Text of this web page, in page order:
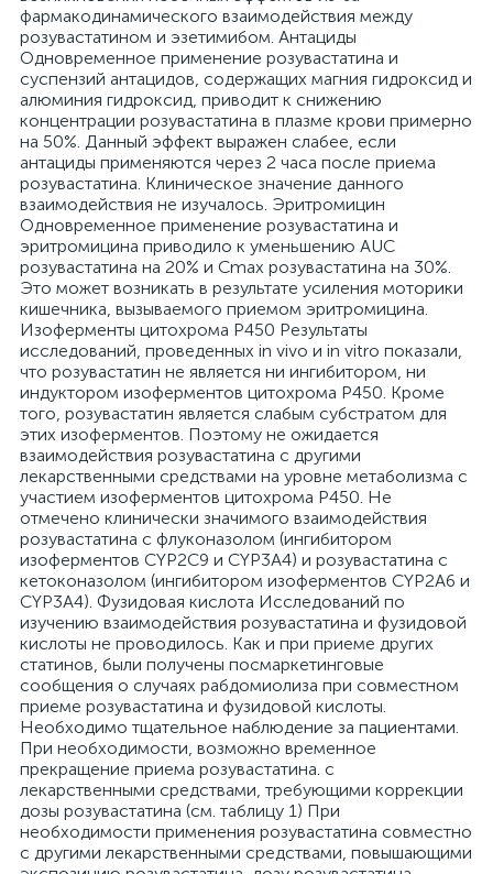
фармакодинамического взаимодействия между
розувастатином и эзетимибом. Антациды
Одновременное применение розувастатина и
суспензий антацидов, содержащих магния гидроксид и
алюминия гидроксид, приводит к снижению
концентрации розувастатина в плазме крови примерно
на 50%. Данный эффект выражен слабее, если
антациды применяются через 2 часа после приема
розувастатина. Клиническое значение данного
взаимодействия не изучалось. Эритромицин
Одновременное применение розувастатина и
эритромицина приводило к уменьшению AUC
розувастатина на 20% и Сmax розувастатина на 30%.
Это может возникать в результате усиления моторики
кишечника, вызываемого приемом эритромицина.
Изоферменты цитохрома P450 Результаты
исследований, проведенных in vivo и in vitro показали,
что розувастатин не является ни ингибитором, ни
индуктором изоферментов цитохрома Р450. Кроме
того, розувастатин является слабым субстратом для
этих изоферментов. Поэтому не ожидается
взаимодействия розувастатина с другими
лекарственными средствами на уровне метаболизма с
участием изоферментов цитохрома P450. Не
отмечено клинически значимого взаимодействия
розувастатина с флуконазолом (ингибитором
изоферментов CYP2C9 и CYP3A4) и розувастатина с
кетоконазолом (ингибитором изоферментов CYP2A6 и
CYP3A4). Фузидовая кислота Исследований по
изучению взаимодействия розувастатина и фузидовой
кислоты не проводилось. Как и при приеме других
статинов, были получены посмаркетинговые
сообщения о случаях рабдомиолиза при совместном
приеме розувастатина и фузидовой кислоты.
Необходимо тщательное наблюдение за пациентами.
При необходимости, возможно временное
прекращение приема розувастатина. с
лекарственными средствами, требующими коррекции
дозы розувастатина (см. таблицу 1) При
необходимости применения розувастатина совместно
с другими лекарственными средствами, повышающими